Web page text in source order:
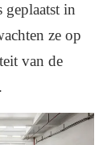
geplaatst in
ze op
van de